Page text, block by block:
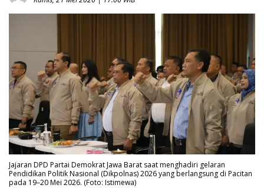
Jajaran DPD Partai Demokrat Jawa Barat saat menghadiri gelaran
Pendidikan Politik Nasional (Dikpolnas) 2026 yang berlangsung di Pacitan
pada 19–20 Mei 2026. (Foto: Istimewa)